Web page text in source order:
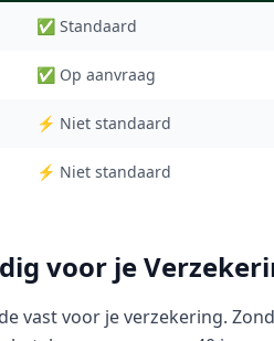
✅ Standaard
✅ Op aanvraag
⚡ Niet standaard
⚡ Niet standaard
voor je
vast voor je verzekering.